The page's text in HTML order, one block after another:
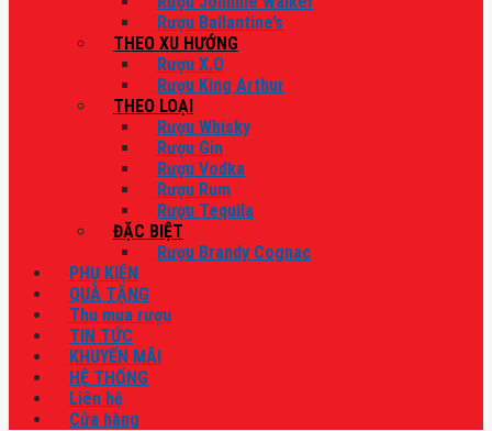
Rượu Ballantine’s
THEO XU HƯỚNG
Rượu X.O
Rượu King Arthur
THEO LOẠI
Rượu Whisky
Rượu Gin
Rượu Vodka
Rượu Rum
Rượu Tequila
ĐẶC BIỆT
Rượu Brandy Cognac
PHỤ KIỆN
QUÀ TẶNG
Thu mua rượu
TIN TỨC
KHUYẾN MÃI
HỆ THỐNG
Liên hệ
Cửa hàng